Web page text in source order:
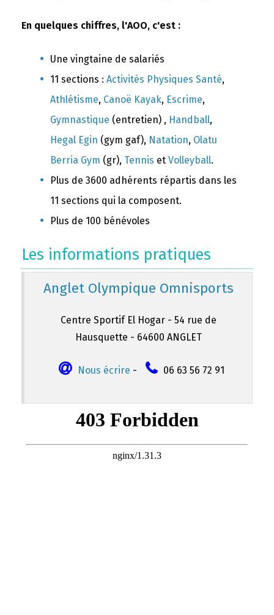
En quelques chiffres, l'AOO, c'est :
Une vingtaine de salariés
11 sections : Activités Physiques Santé,
Athlétisme, Canoë Kayak, Escrime,
Gymnastique (entretien) , Handball,
Hegal Egin (gym gaf), Natation, Olatu
Berria Gym (gr), Tennis et Volleyball.
Plus de 3600 adhérents répartis dans les
11 sections qui la composent.
Plus de 100 bénévoles
Les informations pratiques
Anglet Olympique Omnisports
Centre Sportif El Hogar - 54 rue de
Hausquette - 64600 ANGLET
Nous écrire - 06 63 56 72 91